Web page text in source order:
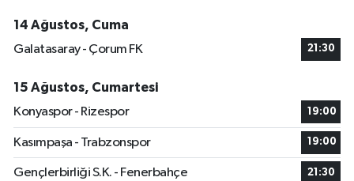
14 Ağustos, Cuma
Galatasaray - Çorum FK
21:30
15 Ağustos, Cumartesi
Konyaspor - Rizespor
19:00
Kasımpaşa - Trabzonspor 19:00
Gençlerbirliği S.K. - Fenerbahçe 21:30